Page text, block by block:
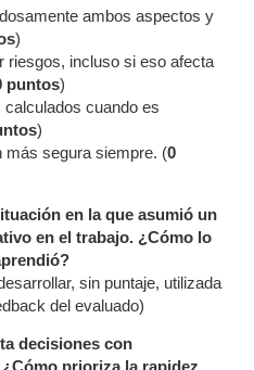
ambos aspectos y
)
riesgos, incluso si eso afecta
puntos)
cuando es
)
más segura siempre. (0
en la que asumió un
en el trabajo. ¿Cómo lo
sin puntaje, utilizada
del evaluado)
decisiones con